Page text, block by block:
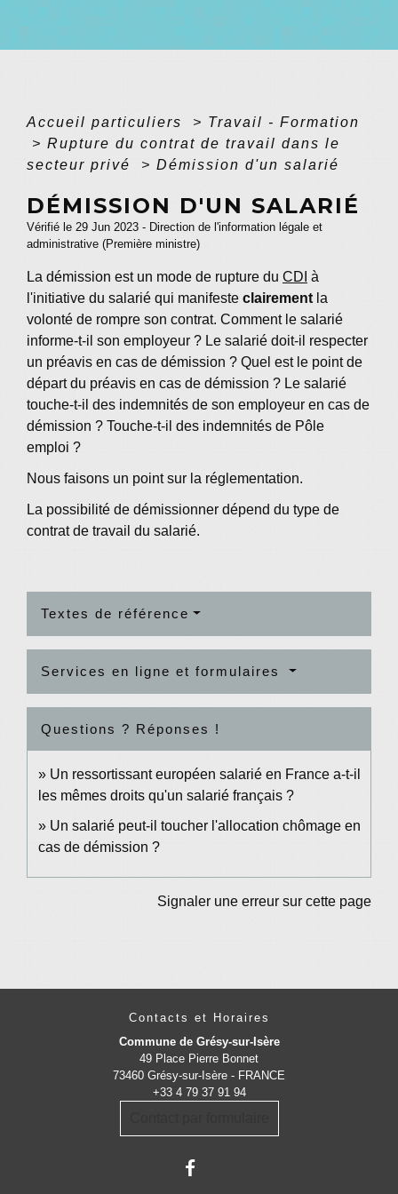
Accueil particuliers > Travail - Formation
> Rupture du contrat de travail dans le
secteur privé
> Démission d'un salarié
DÉMISSION D'UN SALARIÉ
Vérifié le 29 Jun 2023 - Direction de l'information légale et
administrative (Première ministre)
La démission est un mode de rupture du CDI à
l'initiative du salarié qui manifeste clairement la
volonté de rompre son contrat. Comment le salarié
informe-t-il son employeur ? Le salarié doit-il respecter
un préavis en cas de démission ? Quel est le point de
départ du préavis en cas de démission ? Le salarié
touche-t-il des indemnités de son employeur en cas de
démission ? Touche-t-il des indemnités de Pôle
emploi ?
Nous faisons un point sur la réglementation.
La possibilité de démissionner dépend du type de
contrat de travail du salarié.
Textes de référence
Services en ligne et formulaires
Questions ? Réponses !
Un ressortissant européen salarié en France a-t-il
les mêmes droits qu'un salarié français ?
Un salarié peut-il toucher l'allocation chômage en
cas de démission ?
Signaler une erreur sur cette page
Contacts et Horaires
Commune de Grésy-sur-Isère
49 Place Pierre Bonnet
73460 Grésy-sur-Isère - FRANCE
+33 4 79 37 91 94